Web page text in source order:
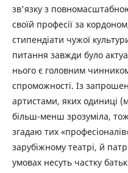
зв'язку з
своїй професії за
стипендіати чужої
питання завжди було
нього є головним
спроможності. Із
артистами, яких одиниці
більш-менш зрозуміла,
згадаю тих
зарубіжному театрі, й
умовах несуть частку